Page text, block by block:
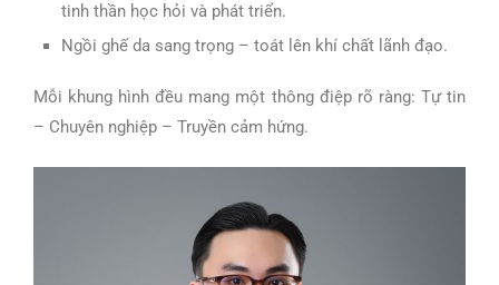
tinh thần học hỏi và phát triển.
Ngồi ghế da sang trọng – toát lên khí chất lãnh đạo.
Mỗi khung hình đều mang một thông điệp rõ ràng: Tự tin
– Chuyên nghiệp – Truyền cảm hứng.